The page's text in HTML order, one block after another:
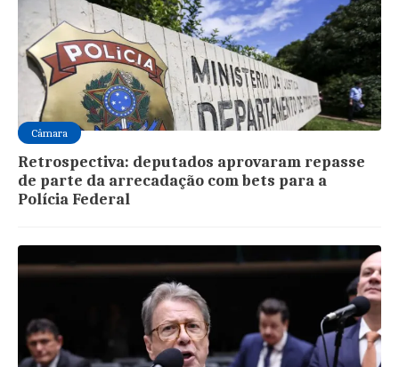
Câmara
Retrospectiva: deputados aprovaram repasse
de parte da arrecadação com bets para a
Polícia Federal